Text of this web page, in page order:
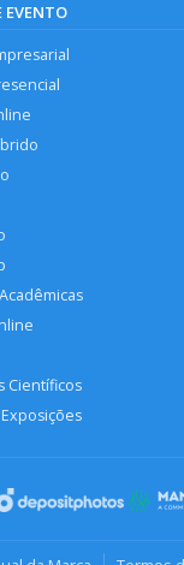
EVENTO
Científicos